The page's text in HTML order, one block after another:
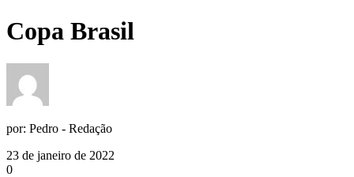
Copa Brasil
por: Pedro - Redação
23 de janeiro de 2022
0